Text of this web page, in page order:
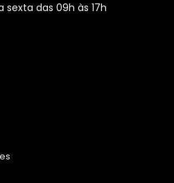
das 09h às 17h